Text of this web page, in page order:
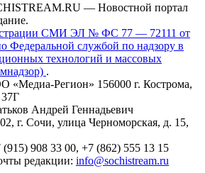
— Новостной портал
СМИ ЭЛ № ФС 77 — 72111 от
Федеральной службой по надзору в
технологий и массовых
.
Регион» 156000 г. Кострома,
Андрей Геннадьевич
г. Сочи, улица Черноморская, д. 15,
908 33 00, +7 (862) 555 13 15
редакции: info@sochistream.ru